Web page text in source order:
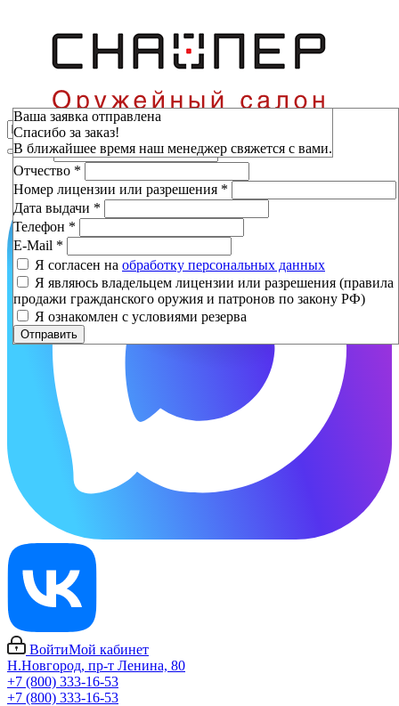
ВойтиМой кабинет
Н.Новгород, пр-т Ленина, 80
+7 (800) 333-16-53
+7 (800) 333-16-53
Зарезервировать
Фамилия*
Имя*
Отчество *
Номер лицензии или разрешения *
Дата выдачи *
Телефон *
E-Mail *
Я согласен на обработку персональных данных
Я являюсь владельцем лицензии или разрешения (правила
продажи гражданского оружия и патронов по закону РФ)
Я ознакомлен с условиями резерва
Отправить
Ваша заявка отправлена
Спасибо за заказ!
В ближайшее время наш менеджер свяжется с вами.